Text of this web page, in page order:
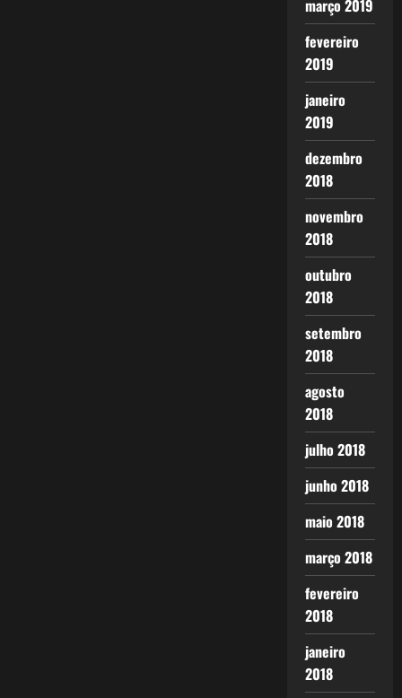
março 2019
fevereiro
2019
janeiro
2019
dezembro
2018
novembro
2018
outubro
2018
setembro
2018
agosto
2018
julho 2018
junho 2018
maio 2018
março 2018
fevereiro
2018
janeiro
2018